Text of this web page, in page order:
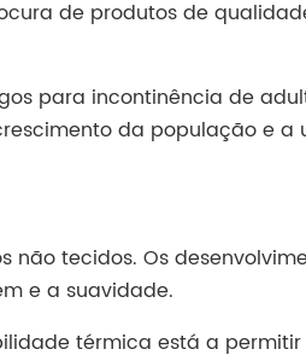
de produtos de
para incontinência de
da população e a
tecidos. Os
e a suavidade.
térmica está a permitir